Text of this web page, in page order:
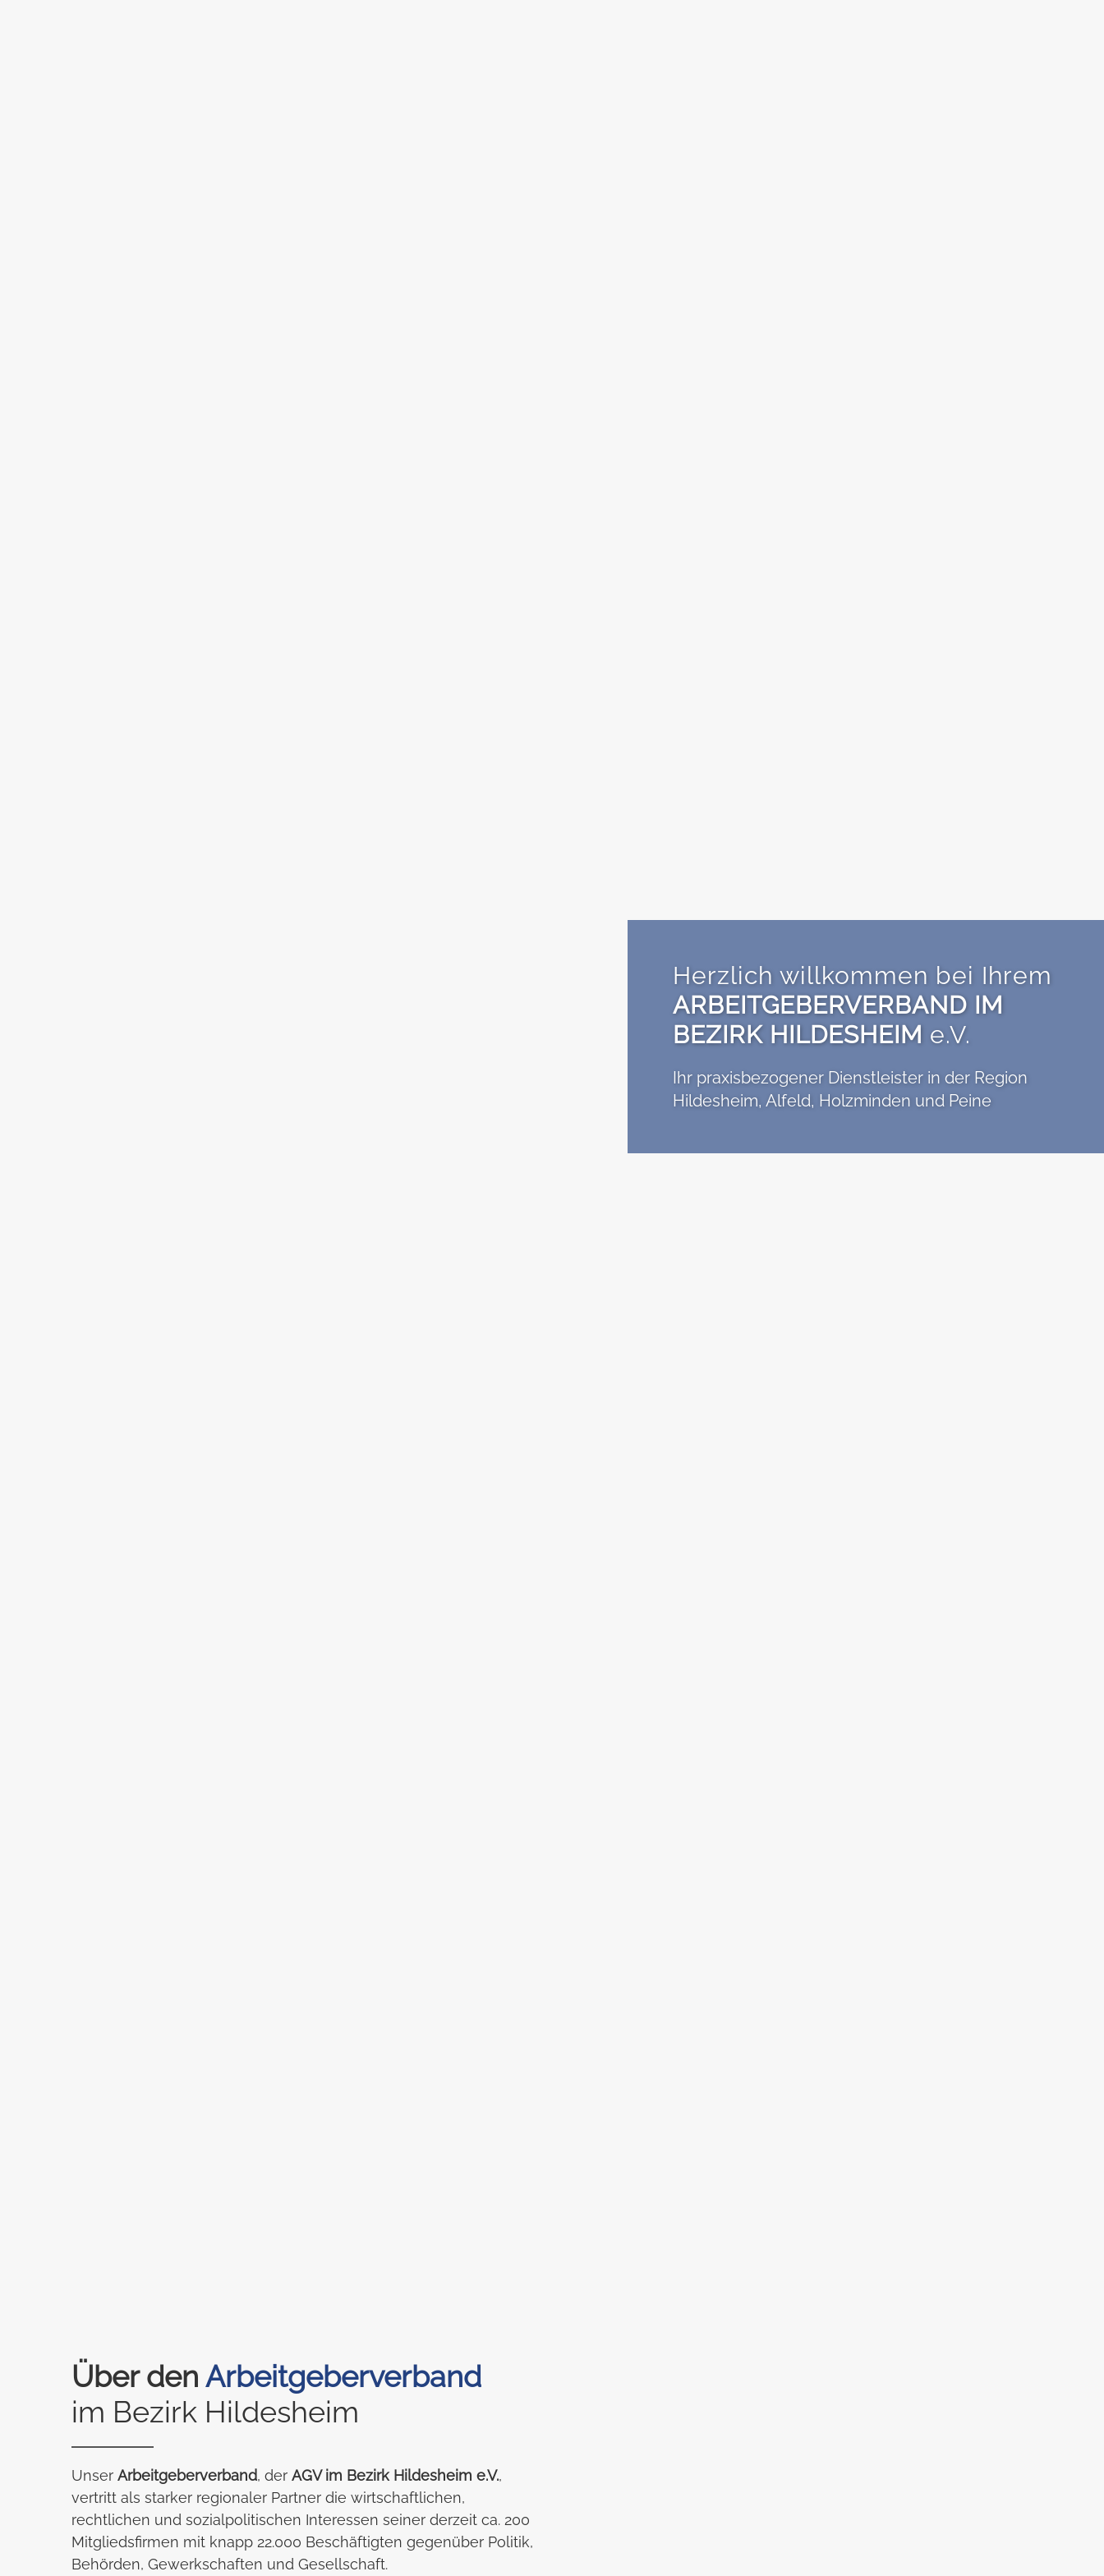
Herzlich willkommen bei Ihrem
ARBEITGEBERVERBAND IM
BEZIRK HILDESHEIM e.V.
Ihr praxisbezogener Dienstleister in der Region
Hildesheim, Alfeld, Holzminden und Peine
Über den Arbeitgeberverband
im Bezirk Hildesheim
Unser Arbeitgeberverband, der AGV im Bezirk Hildesheim e.V.,
vertritt als starker regionaler Partner die wirtschaftlichen,
rechtlichen und sozialpolitischen Interessen seiner derzeit ca. 200
Mitgliedsfirmen mit knapp 22.000 Beschäftigten gegenüber Politik,
Behörden, Gewerkschaften und Gesellschaft.